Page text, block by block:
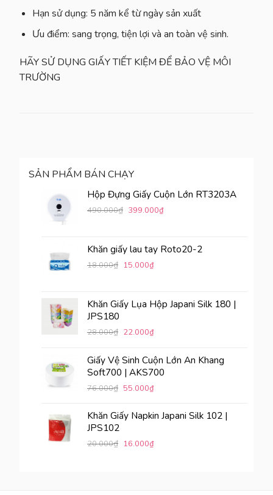
Hạn sử dụng: 5 năm kể từ ngày sản xuất
Ưu điểm: sang trọng, tiện lợi và an toàn vệ sinh.
HÃY SỬ DỤNG GIẤY TIẾT KIỆM ĐỂ BẢO VỆ MÔI
TRƯỜNG
SẢN PHẨM BÁN CHẠY
Hộp Đựng Giấy Cuộn Lớn RT3203A
490.000₫ 399.000₫
Khăn giấy lau tay Roto20-2
18.000₫ 15.000₫
Khăn Giấy Lụa Hộp Japani Silk 180 |
JPS180
28.000₫ 22.000₫
Giấy Vệ Sinh Cuộn Lớn An Khang
Soft700 | AKS700
76.000₫ 55.000₫
Khăn Giấy Napkin Japani Silk 102 |
JPS102
20.000₫ 16.000₫